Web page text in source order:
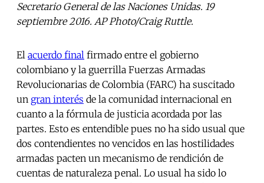
Secretario General de las Naciones Unidas. 19
septiembre 2016. AP Photo/Craig Ruttle.
El acuerdo final firmado entre el gobierno
colombiano y la guerrilla Fuerzas Armadas
Revolucionarias de Colombia (FARC) ha suscitado
un gran interés de la comunidad internacional en
cuanto a la fórmula de justicia acordada por las
partes. Esto es entendible pues no ha sido usual que
dos contendientes no vencidos en las hostilidades
armadas pacten un mecanismo de rendición de
cuentas de naturaleza penal. Lo usual ha sido lo